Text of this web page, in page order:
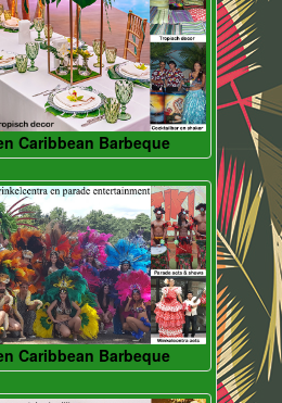
Caribbean Barbeque
Caribbean Barbeque